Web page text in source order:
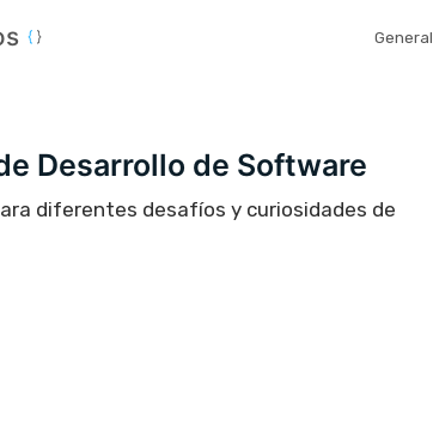
General
Desarrollo de Software
diferentes desafíos y curiosidades de